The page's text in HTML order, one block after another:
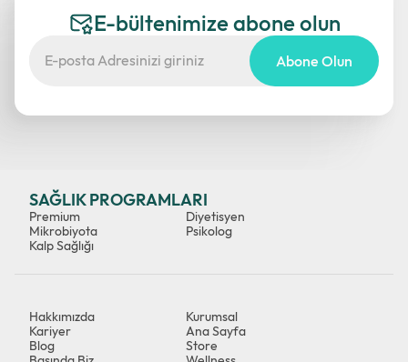
E-bültenimize abone olun
Abone Olun
SAĞLIK PROGRAMLARI
Premium
Mikrobiyota
Kalp Sağlığı
Diyetisyen
Psikolog
Hakkımızda
Kurumsal
Kariyer
Ana Sayfa
Blog
Store